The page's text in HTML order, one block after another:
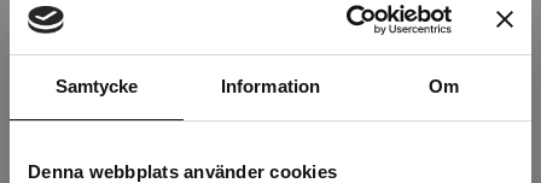
Samtycke Information Om
Denna webbplats använder cookies
Artikelnr: N95292
Finns i lager (5 st)
Exkl. moms: 39 kr